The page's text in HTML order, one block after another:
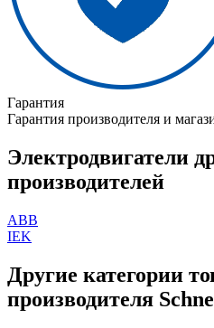
Гарантия
Гарантия производителя и
Электродвигатели
производителей
ABB
IEK
Другие категории
производителя